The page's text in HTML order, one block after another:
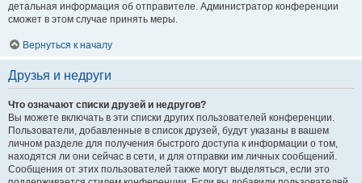
детальная информация об отправителе. Администратор конференции
сможет в этом случае принять меры.
Вернуться к началу
Друзья и недруги
Что означают списки друзей и недругов?
Вы можете включать в эти списки других пользователей конференции.
Пользователи, добавленные в список друзей, будут указаны в вашем
личном разделе для получения быстрого доступа к информации о том,
находятся ли они сейчас в сети, и для отправки им личных сообщений.
Сообщения от этих пользователей также могут выделяться, если это